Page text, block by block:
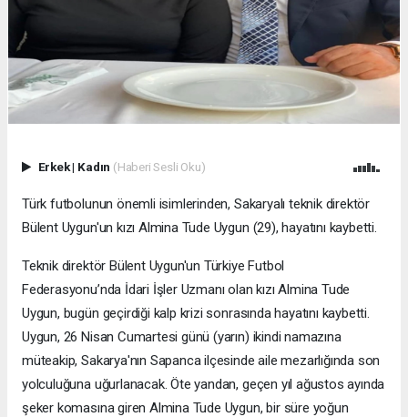
Erkek| Kadın (Haberi Sesli Oku)
Türk futbolunun önemli isimlerinden, Sakaryalı teknik direktör
Bülent Uygun'un kızı Almina Tude Uygun (29), hayatını kaybetti.
Teknik direktör Bülent Uygun'un Türkiye Futbol
Federasyonu’nda İdari İşler Uzmanı olan kızı Almina Tude
Uygun, bugün geçirdiği kalp krizi sonrasında hayatını kaybetti.
Uygun, 26 Nisan Cumartesi günü (yarın) ikindi namazına
müteakip, Sakarya'nın Sapanca ilçesinde aile mezarlığında son
yolculuğuna uğurlanacak. Öte yandan, geçen yıl ağustos ayında
şeker komasına giren Almina Tude Uygun, bir süre yoğun